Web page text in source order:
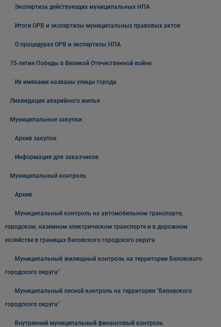
Экспертиза действующих муниципальных НПА
Итоги ОРВ и экспертизы муниципальных правовых актов
О процедурах ОРВ и экспертизы НПА
75-летие Победы в Великой Отечественной войне
Их именами названы улицы города
Ликвидация аварийного жилья
Муниципальные закупки
Архив закупок
Информация для заказчиков
Муниципальный контроль
Архив
Муниципальный контроль на автомобильном транспорте,
городском, наземном электрическом транспорте и в дорожном
хозяйстве в границах Беловского городского округа
Муниципальный жилищный контроль на территории Беловского
городского округа"
Муниципальный лесной контроль на территории "Беловского
городского округа"
Внутренний муниципальный финансовый контроль